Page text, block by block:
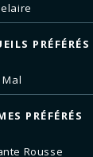
PRÉFÉRÉS
PRÉFÉRÉS
Rousse